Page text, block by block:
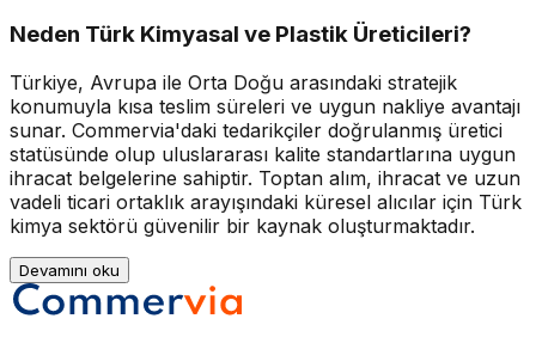
Neden Türk Kimyasal ve Plastik Üreticileri?
Türkiye, Avrupa ile Orta Doğu arasındaki stratejik
konumuyla kısa teslim süreleri ve uygun nakliye avantajı
sunar. Commervia'daki tedarikçiler doğrulanmış üretici
statüsünde olup uluslararası kalite standartlarına uygun
ihracat belgelerine sahiptir. Toptan alım, ihracat ve uzun
vadeli ticari ortaklık arayışındaki küresel alıcılar için Türk
kimya sektörü güvenilir bir kaynak oluşturmaktadır.
Devamını oku